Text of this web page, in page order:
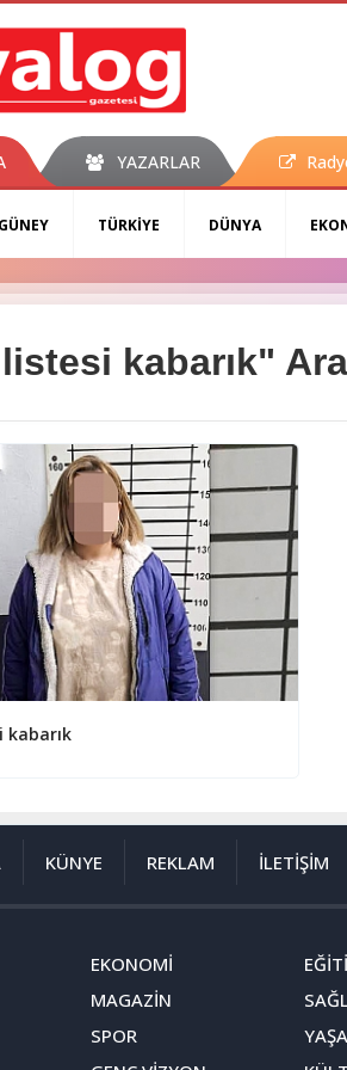
YAZARLAR
GÜNEY TÜRKİYE DÜNYA
kabarık"
kabarık
KÜNYE REKLAM İLETİŞİM
EKONOMİ
MAGAZİN
SPOR